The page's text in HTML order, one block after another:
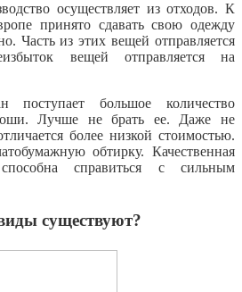
осуществляет из отходов. К
принято сдавать свою одежду
Часть из этих вещей отправляется
вещей отправляется на
поступает большое количество
Лучше не брать ее. Даже не
более низкой стоимостью.
обтирку. Качественная
справиться с сильным
существуют?